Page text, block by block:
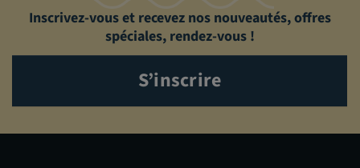
Inscrivez-vous et recevez nos nouveautés, offres
spéciales, rendez-vous !
S’inscrire